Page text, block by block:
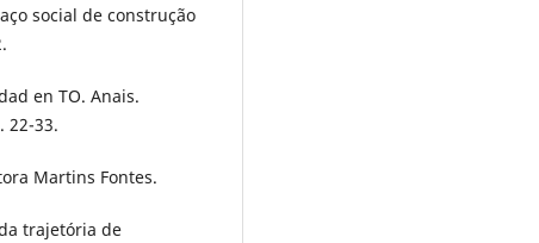
social de construção
en TO. Anais.
22-33.
Martins Fontes.
da trajetória de